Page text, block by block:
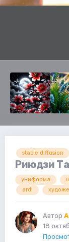
stable diffusion
Риюдзи
униформа
ardi
Автор
18